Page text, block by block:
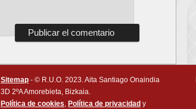
Sitemap - © R.U.O. 2023. Aita Santiago Onaindia
3D 2ºA Amorebieta, Bizkaia.
Política de cookies, Política de privacidad y